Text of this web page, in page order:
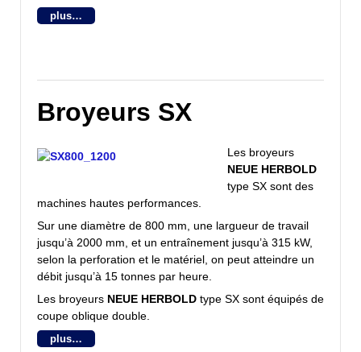
plus…
Broyeurs SX
Les broyeurs
NEUE HERBOLD
type SX sont des
machines hautes performances.
Sur une diamètre de 800 mm, une largueur de travail
jusqu’à 2000 mm, et un entraînement jusqu’à 315 kW,
selon la perforation et le matériel, on peut atteindre un
débit jusqu’à 15 tonnes par heure.
Les broyeurs NEUE HERBOLD type SX sont équipés de
coupe oblique double.
plus…